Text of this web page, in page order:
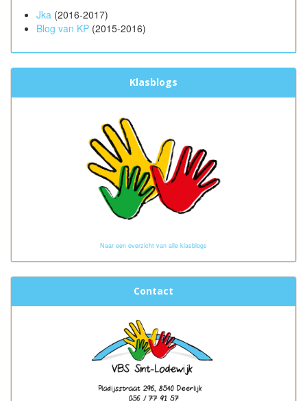
Jka (2016-2017)
Blog van KP (2015-2016)
Klasblogs
Naar een overzicht van alle klasblogs
Contact